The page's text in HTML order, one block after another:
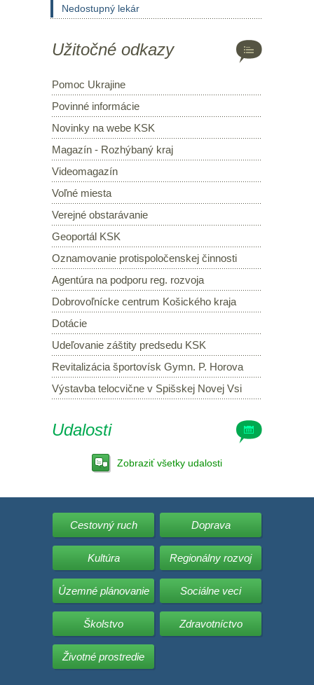
Nedostupný lekár
Užitočné odkazy
Pomoc Ukrajine
Povinné informácie
Novinky na webe KSK
Magazín - Rozhýbaný kraj
Videomagazín
Voľné miesta
Verejné obstarávanie
Geoportál KSK
Oznamovanie protispoločenskej činnosti
Agentúra na podporu reg. rozvoja
Dobrovoľnícke centrum Košického kraja
Dotácie
Udeľovanie záštity predsedu KSK
Revitalizácia športovísk Gymn. P. Horova
Výstavba telocvične v Spišskej Novej Vsi
Udalosti
Zobraziť všetky udalosti
Cestovný ruch Doprava
Kultúra Regionálny rozvoj
Územné plánovanie Sociálne veci
Školstvo Zdravotníctvo
Životné prostredie